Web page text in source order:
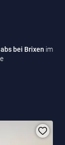
bei Brixen im